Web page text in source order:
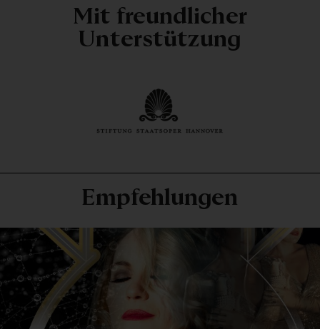
Mit freundlicher
Unterstützung
Empfehlungen